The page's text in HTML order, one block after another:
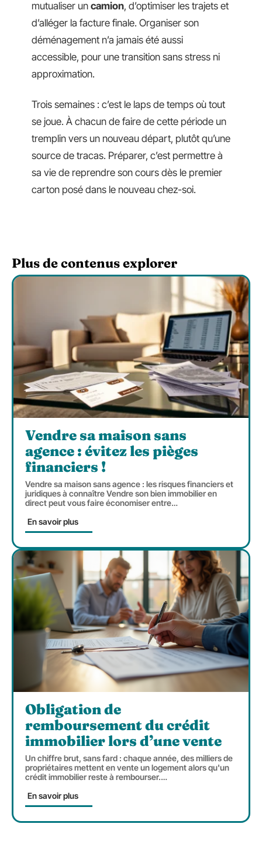
mutualiser un camion, d’optimiser les trajets et
d’alléger la facture finale. Organiser son
déménagement n’a jamais été aussi
accessible, pour une transition sans stress ni
approximation.
Trois semaines : c’est le laps de temps où tout
se joue. À chacun de faire de cette période un
tremplin vers un nouveau départ, plutôt qu’une
source de tracas. Préparer, c’est permettre à
sa vie de reprendre son cours dès le premier
carton posé dans le nouveau chez-soi.
Plus de contenus explorer
Vendre sa maison sans
agence : évitez les pièges
financiers !
Vendre sa maison sans agence : les risques financiers et
juridiques à connaître Vendre son bien immobilier en
direct peut vous faire économiser entre…
En savoir plus
Obligation de
remboursement du crédit
immobilier lors d’une vente
Un chiffre brut, sans fard : chaque année, des milliers de
propriétaires mettent en vente un logement alors qu'un
crédit immobilier reste à rembourser.…
En savoir plus